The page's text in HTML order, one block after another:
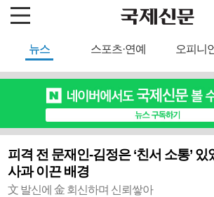
뉴스 스포츠·연예 오피니
피격 전 문재인-김정은 ‘친서 소통’
사과 이끈 배경
文 발신에 金 회신하며 신뢰쌓아